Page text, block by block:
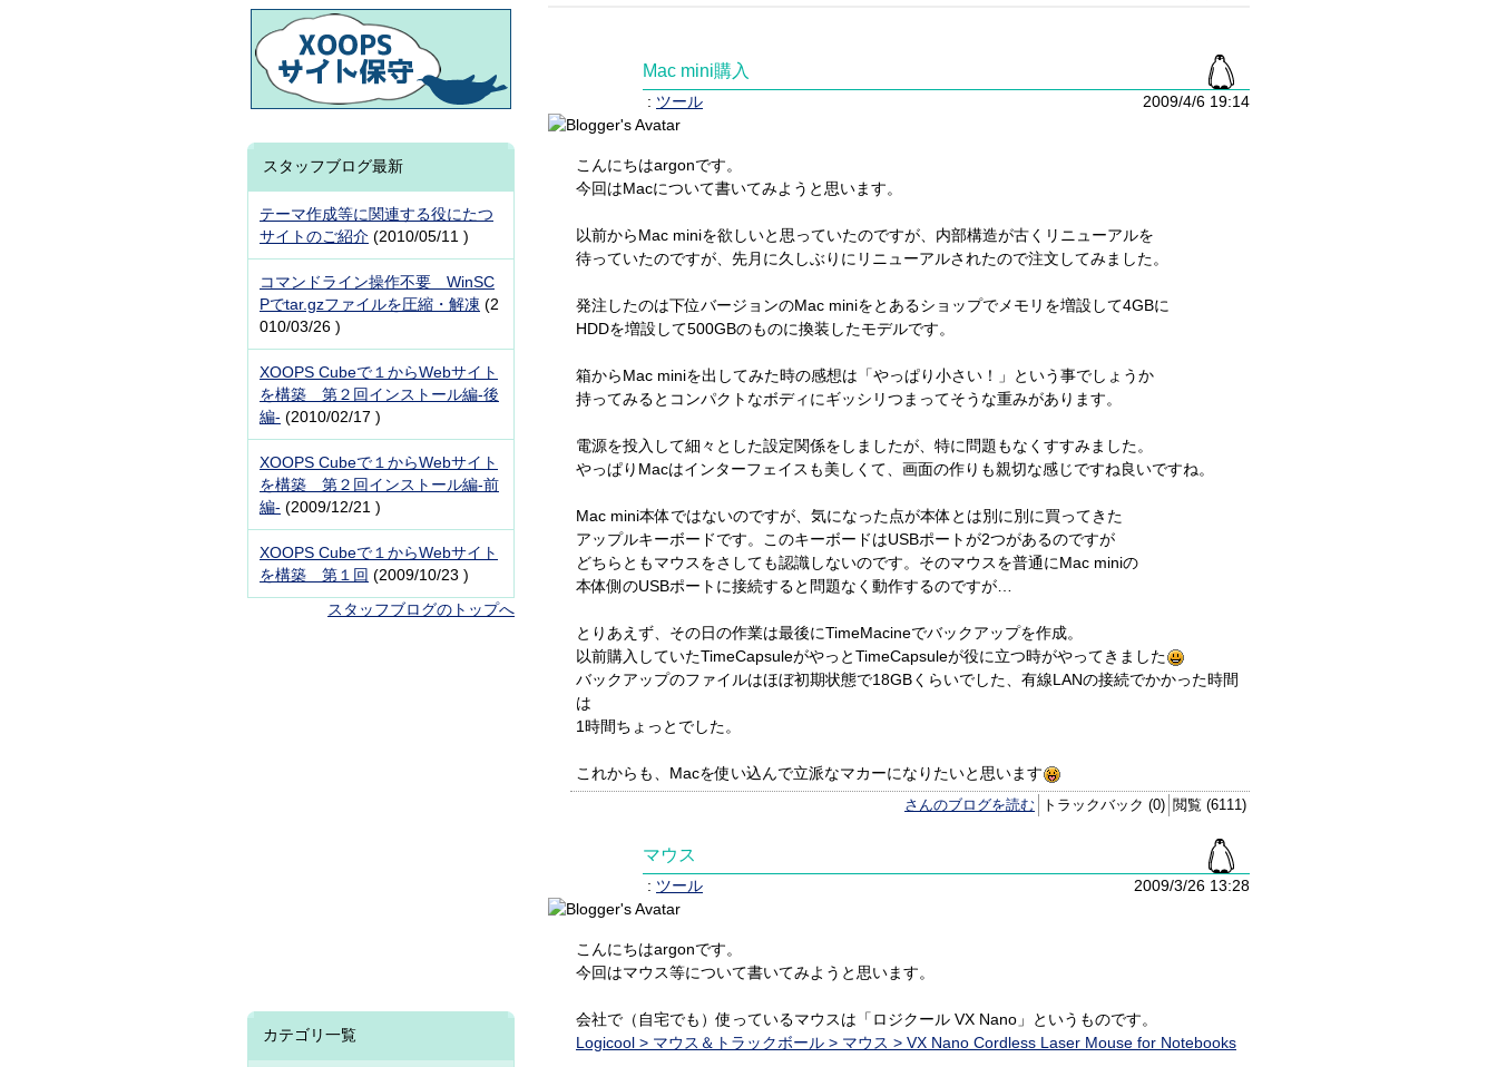
Mac mini購入
: ツール 2009/4/6 19:14
こんにちはargonです。
今回はMacについて書いてみようと思います。
以前からMac miniを欲しいと思っていたのですが、内部構造が古くリニューアルを
待っていたのですが、先月に久しぶりにリニューアルされたので注文してみました。
発注したのは下位バージョンのMac miniをとあるショップでメモリを増設して4GBに
HDDを増設して500GBのものに換装したモデルです。
箱からMac miniを出してみた時の感想は「やっぱり小さい！」という事でしょうか
持ってみるとコンパクトなボディにギッシリつまってそうな重みがあります。
電源を投入して細々とした設定関係をしましたが、特に問題もなくすすみました。
やっぱりMacはインターフェイスも美しくて、画面の作りも親切な感じですね良いですね。
Mac mini本体ではないのですが、気になった点が本体とは別に別に買ってきた
アップルキーボードです。このキーボードはUSBポートが2つがあるのですが
どちらともマウスをさしても認識しないのです。そのマウスを普通にMac miniの
本体側のUSBポートに接続すると問題なく動作するのですが…
とりあえず、その日の作業は最後にTimeMacineでバックアップを作成。
以前購入していたTimeCapsuleがやっとTimeCapsuleが役に立つ時がやってきました
バックアップのファイルはほぼ初期状態で18GBくらいでした、有線LANの接続でかかった時間
は
1時間ちょっとでした。
これからも、Macを使い込んで立派なマカーになりたいと思います
さんのブログを読む トラックバック (0) 閲覧 (6111)
マウス
: ツール 2009/3/26 13:28
こんにちはargonです。
今回はマウス等について書いてみようと思います。
会社で（自宅でも）使っているマウスは「ロジクール VX Nano」というものです。
Logicool > マウス＆トラックボール > マウス > VX Nano Cordless Laser Mouse for Notebooks
スタッフブログ最新
テーマ作成等に関連する役にたつ
サイトのご紹介 (2010/05/11 )
コマンドライン操作不要 WinSC
Pでtar.gzファイルを圧縮・解凍 (2
010/03/26 )
XOOPS Cubeで１からWebサイト
を構築 第２回インストール編-後
編- (2010/02/17 )
XOOPS Cubeで１からWebサイト
を構築 第２回インストール編-前
編- (2009/12/21 )
XOOPS Cubeで１からWebサイト
を構築 第１回 (2009/10/23 )
スタッフブログのトップへ
カテゴリ一覧